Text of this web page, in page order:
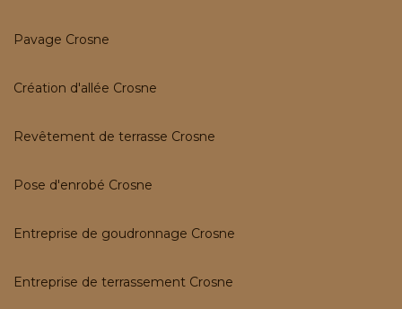
Pavage Crosne
Création d'allée Crosne
Revêtement de terrasse Crosne
Pose d'enrobé Crosne
Entreprise de goudronnage Crosne
Entreprise de terrassement Crosne